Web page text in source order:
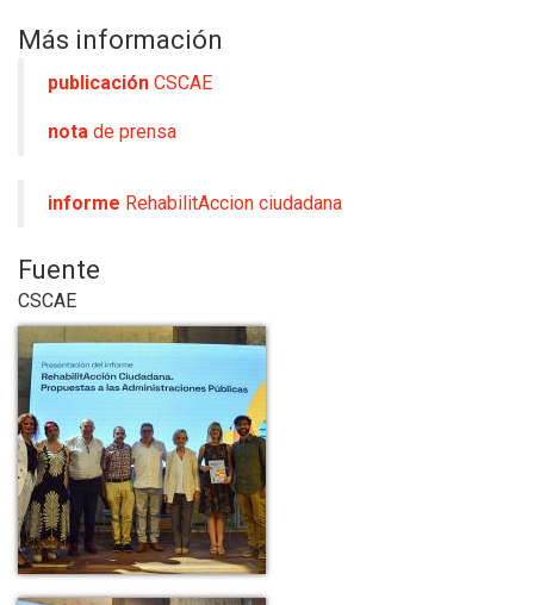
Más información
publicación CSCAE
nota de prensa
informe RehabilitAccion ciudadana
Fuente
CSCAE